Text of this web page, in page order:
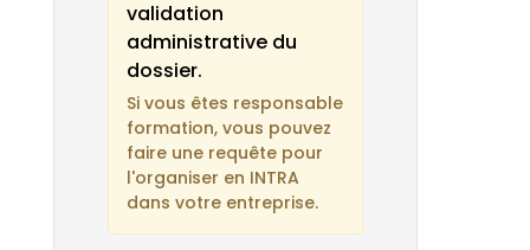
validation
administrative du
dossier.
Si vous êtes responsable
formation, vous pouvez
faire une requête pour
l'organiser en INTRA
dans votre entreprise.